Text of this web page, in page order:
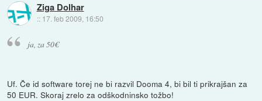
Ziga Dolhar
:: 17. feb 2009, 16:50
ja, za 50€
Uf. Če id software torej ne bi razvil Dooma 4, bi bil ti prikrajšan za
50 EUR. Skoraj zrelo za odškodninsko tožbo!